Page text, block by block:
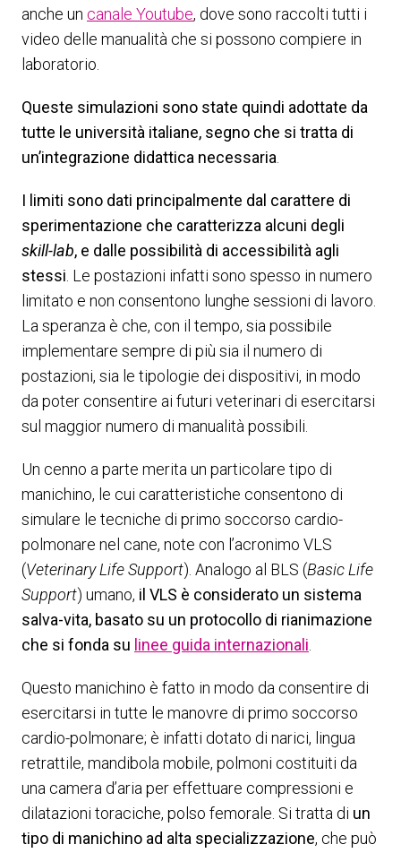
anche un canale Youtube, dove sono raccolti tutti i
video delle manualità che si possono compiere in
laboratorio.
Queste simulazioni sono state quindi adottate da
tutte le università italiane, segno che si tratta di
un’integrazione didattica necessaria.
I limiti sono dati principalmente dal carattere di
sperimentazione che caratterizza alcuni degli
skill-lab, e dalle possibilità di accessibilità agli
stessi. Le postazioni infatti sono spesso in numero
limitato e non consentono lunghe sessioni di lavoro.
La speranza è che, con il tempo, sia possibile
implementare sempre di più sia il numero di
postazioni, sia le tipologie dei dispositivi, in modo
da poter consentire ai futuri veterinari di esercitarsi
sul maggior numero di manualità possibili.
Un cenno a parte merita un particolare tipo di
manichino, le cui caratteristiche consentono di
simulare le tecniche di primo soccorso cardio-
polmonare nel cane, note con l’acronimo VLS
(Veterinary Life Support). Analogo al BLS (Basic Life
Support) umano, il VLS è considerato un sistema
salva-vita, basato su un protocollo di rianimazione
che si fonda su linee guida internazionali.
Questo manichino è fatto in modo da consentire di
esercitarsi in tutte le manovre di primo soccorso
cardio-polmonare; è infatti dotato di narici, lingua
retrattile, mandibola mobile, polmoni costituiti da
una camera d’aria per effettuare compressioni e
dilatazioni toraciche, polso femorale. Si tratta di un
tipo di manichino ad alta specializzazione, che può